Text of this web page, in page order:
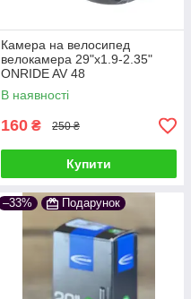
Камера на велосипед
велокамера 29"x1.9-2.35"
ONRIDE AV 48
В наявності
160 ₴ 250 ₴
Купити
–33% Подарунок